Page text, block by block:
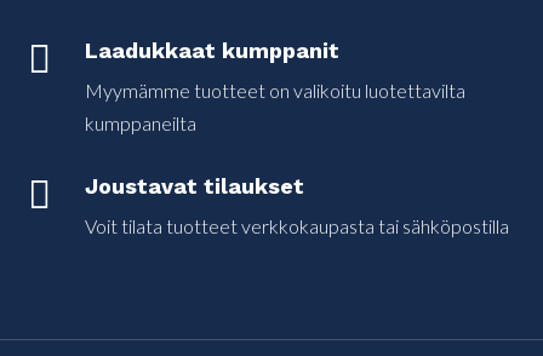
 Laadukkaat kumppanit
Myymämme tuotteet on valikoitu luotettavilta
kumppaneilta
 Joustavat tilaukset
Voit tilata tuotteet verkkokaupasta tai sähköpostilla